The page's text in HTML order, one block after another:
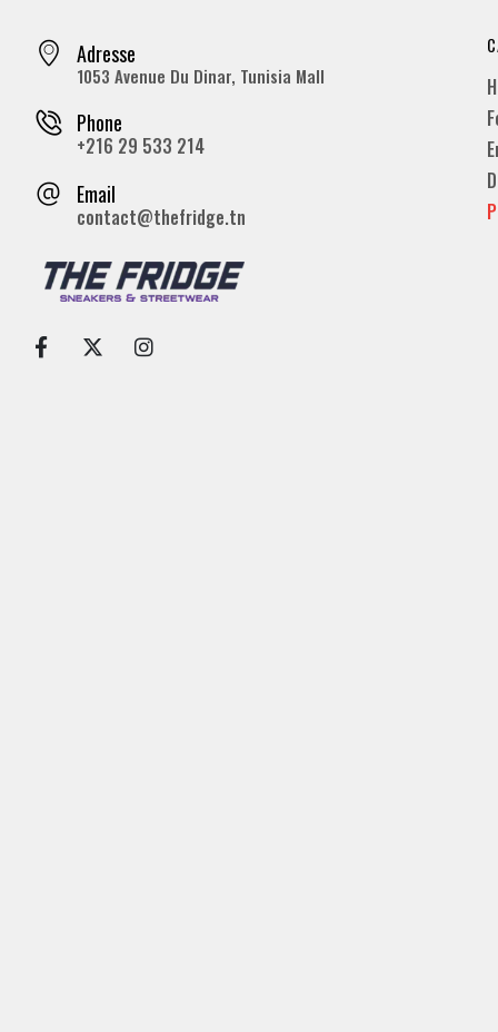
Adresse
1053 Avenue Du Dinar, Tunisia Mall
Phone
+216 29 533 214
Email
contact@thefridge.tn